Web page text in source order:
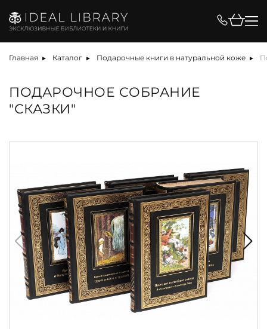
Главная Каталог Подарочные книги в натуральной коже
ПОДАРОЧНОЕ СОБРАНИЕ
"СКАЗКИ"